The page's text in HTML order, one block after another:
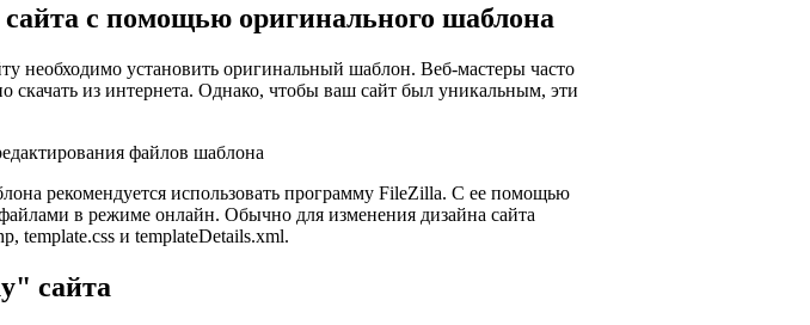
с помощью оригинального шаблона
необходимо установить оригинальный шаблон. Веб-мастеры часто
из интернета. Однако, чтобы ваш сайт был уникальным, эти
файлов шаблона
рекомендуется использовать программу FileZilla. С ее помощью
в режиме онлайн. Обычно для изменения дизайна сайта
template.css и templateDetails.xml.
сайта